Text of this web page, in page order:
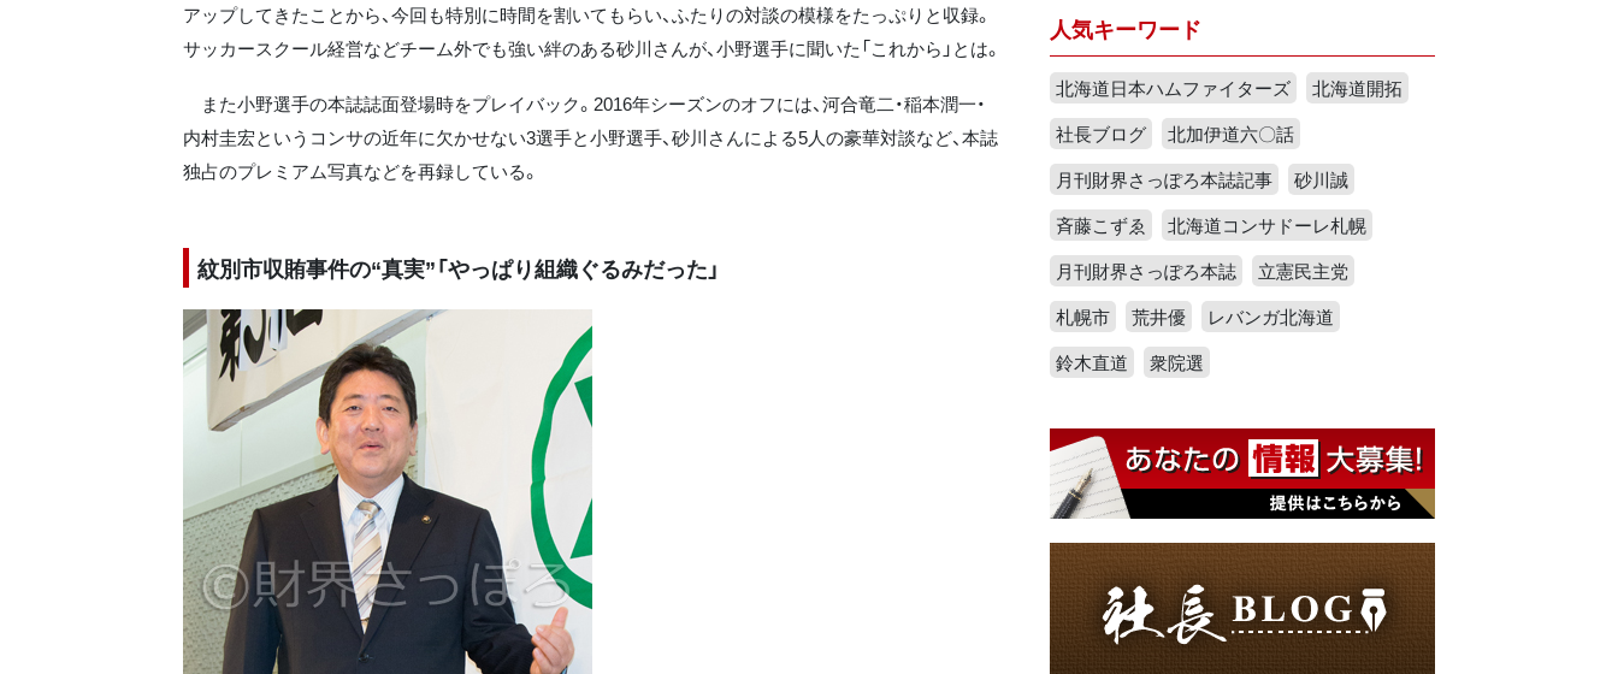
アップしてきたことから、今回も特別に時間を割いてもらい、ふたりの対談の模様をたっぷりと収録。
サッカースクール経営などチーム外でも強い絆のある砂川さんが、小野選手に聞いた「これから」とは。
また小野選手の本誌誌面登場時をプレイバック。2016年シーズンのオフには、河合竜二・稲本潤一・
内村圭宏というコンサの近年に欠かせない3選手と小野選手、砂川さんによる5人の豪華対談など、本誌
独占のプレミアム写真などを再録している。
紋別市収賄事件の“真実”「やっぱり組織ぐるみだった」
人気キーワード
北海道日本ハムファイターズ
北海道開拓
社長ブログ
北加伊道六〇話
月刊財界さっぽろ本誌記事
砂川誠
斉藤こずゑ
北海道コンサドーレ札幌
月刊財界さっぽろ本誌
立憲民主党
札幌市
荒井優
レバンガ北海道
鈴木直道
衆院選